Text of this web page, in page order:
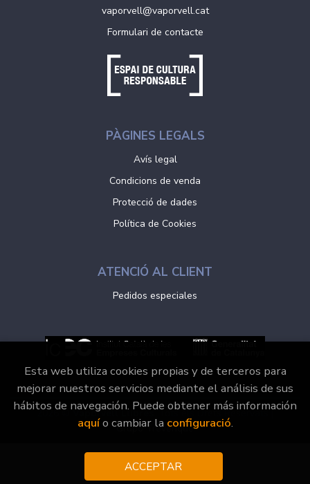
vaporvell@vaporvell.cat
Formulari de contacte
PÀGINES LEGALS
Avís legal
Condicions de venda
Protecció de dades
Política de Cookies
ATENCIÓ AL CLIENT
Pedidos especiales
2026 © Vaporvell Llibres. Tots els Drets Reservats |
Grupo Trevenque
Esta web utiliza cookies propias y de terceros para
mejorar nuestros servicios mediante el análisis de sus
hábitos de navegación. Puede obtener más información
aquío cambiar la configuració.
ACCEPTAR